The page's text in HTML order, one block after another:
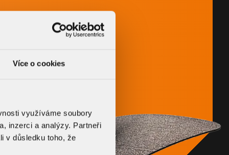
Více o cookies
využíváme soubory
inzerci a analýzy. Partneři
v důsledku toho, že